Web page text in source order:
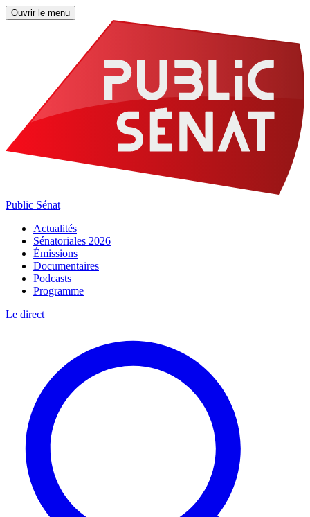
Ouvrir le menu
Public Sénat
Actualités
Sénatoriales 2026
Émissions
Documentaires
Podcasts
Programme
Le direct